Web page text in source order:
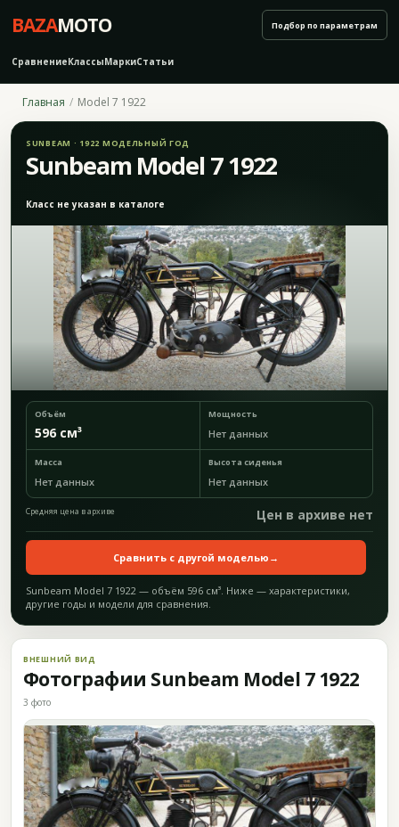
BAZAMOTO
СравнениеКлассыМаркиСтатьи
Подбор по параметрам
Главная Model 7 1922
SUNBEAM · 1922 МОДЕЛЬНЫЙ ГОД
Sunbeam Model 7 1922
Класс не указан в каталоге
Объём
596 см³
Мощность
Нет данных
Масса
Нет данных
Высота сиденья
Нет данных
Средняя цена в архиве Цен в архиве нет
Сравнить с другой моделью →
Sunbeam Model 7 1922 — объём 596 см³. Ниже — характеристики,
другие годы и модели для сравнения.
ВНЕШНИЙ ВИД
Фотографии Sunbeam Model 7 1922
3 фото